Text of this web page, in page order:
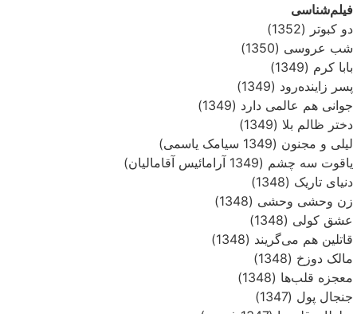
فیلم‌شناسی
دو کبوتر (1352)
شب عروسی (1350)
بابا کرم (1349)
پسر زاینده‌رود (1349)
جوانی هم عالمی دارد (1349)
دختر ظالم بلا (1349)
لیلی و مجنون (1349 سیامک یاسمی)
یاقوت سه چشم (1349 آرامائیس آقامالیان)
دنیای تاریک (1348)
زن وحشی وحشی (1348)
عشق کولی (1348)
قاتلین هم می‌گریند (1348)
مالک دوزخ (1348)
معجزه قلب‌ها (1348)
جنجال پول (1347)